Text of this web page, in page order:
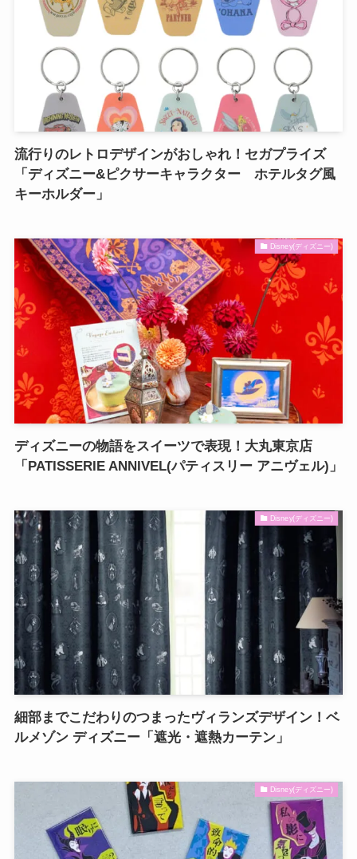
流行りのレトロデザインがおしゃれ！セガプライズ
「ディズニー&ピクサーキャラクター ホテルタグ風
キーホルダー」
Disney(ディズニー)
ディズニーの物語をスイーツで表現！大丸東京店
「PATISSERIE ANNIVEL(パティスリー アニヴェル)」
Disney(ディズニー)
細部までこだわりのつまったヴィランズデザイン！ベ
ルメゾン ディズニー「遮光・遮熱カーテン」
Disney(ディズニー)